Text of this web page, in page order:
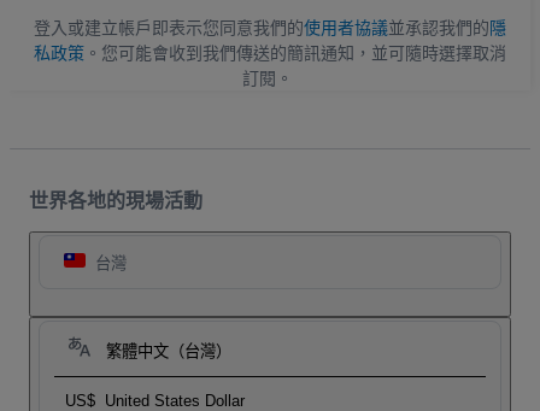
登入或建立帳戶即表示您同意我們的使用者協議並承認我們的隱
私政策 。您可能會收到我們傳送的簡訊通知，並可隨時選擇取消
訂閱。
世界各地的現場活動
台灣
繁體中文（台灣）
US$ United States Dollar